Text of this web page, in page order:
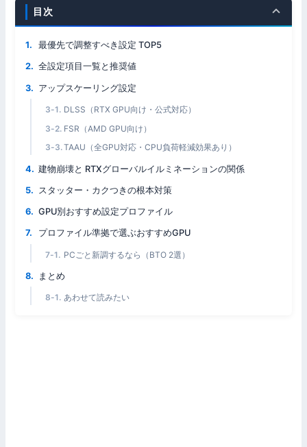
目次
最優先で調整すべき設定 TOP5
全設定項目一覧と推奨値
アップスケーリング設定
DLSS（RTX GPU向け・公式対応）
FSR（AMD GPU向け）
TAAU（全GPU対応・CPU負荷軽減効果あり）
建物崩壊と RTXグローバルイルミネーションの関係
スタッター・カクつきの根本対策
GPU別おすすめ設定プロファイル
プロファイル準拠で選ぶおすすめGPU
PCごと新調するなら（BTO 2選）
まとめ
あわせて読みたい